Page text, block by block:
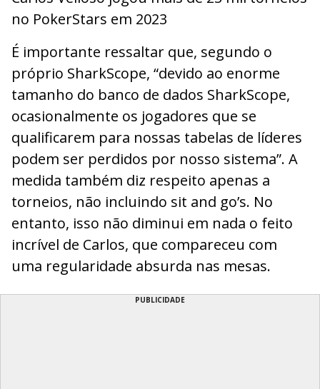
no PokerStars em 2023
É importante ressaltar que, segundo o
próprio SharkScope, “devido ao enorme
tamanho do banco de dados SharkScope,
ocasionalmente os jogadores que se
qualificarem para nossas tabelas de líderes
podem ser perdidos por nosso sistema”. A
medida também diz respeito apenas a
torneios, não incluindo sit and go’s. No
entanto, isso não diminui em nada o feito
incrível de Carlos, que compareceu com
uma regularidade absurda nas mesas.
PUBLICIDADE